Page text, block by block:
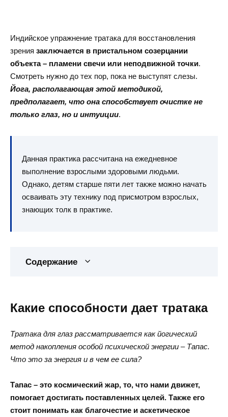
Индийское упражнение тратака для восстановления
зрения заключается в пристальном созерцании
объекта – пламени свечи или неподвижной точки.
Смотреть нужно до тех пор, пока не выступят слезы.
Йога, располагающая этой методикой,
предполагает, что она способствует очистке не
только глаз, но и интуиции.
Данная практика рассчитана на ежедневное
выполнение взрослыми здоровыми людьми.
Однако, детям старше пяти лет также можно начать
осваивать эту технику под присмотром взрослых,
знающих толк в практике.
Содержание
Какие способности дает тратака
Тратака для глаз рассматривается как йогический
метод накопления особой психической энергии – Тапас.
Что это за энергия и в чем ее сила?
Тапас – это космический жар, то, что нами движет,
помогает достигать поставленных целей. Также его
стоит понимать как благочестие и аскетическое